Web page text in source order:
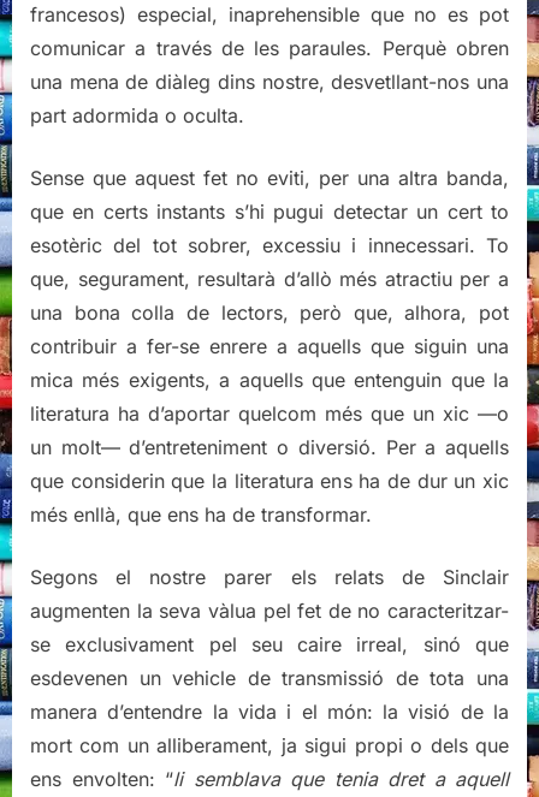
francesos) especial, inaprehensible que no es pot
comunicar a través de les paraules. Perquè obren
una mena de diàleg dins nostre, desvetllant-nos una
part adormida o oculta.
Sense que aquest fet no eviti, per una altra banda,
que en certs instants s’hi pugui detectar un cert to
esotèric del tot sobrer, excessiu i innecessari. To
que, segurament, resultarà d’allò més atractiu per a
una bona colla de lectors, però que, alhora, pot
contribuir a fer-se enrere a aquells que siguin una
mica més exigents, a aquells que entenguin que la
literatura ha d’aportar quelcom més que un xic —o
un molt— d’entreteniment o diversió. Per a aquells
que considerin que la literatura ens ha de dur un xic
més enllà, que ens ha de transformar.
Segons el nostre parer els relats de Sinclair
augmenten la seva vàlua pel fet de no caracteritzar-
se exclusivament pel seu caire irreal, sinó que
esdevenen un vehicle de transmissió de tota una
manera d’entendre la vida i el món: la visió de la
mort com un alliberament, ja sigui propi o dels que
ens envolten: “li semblava que tenia dret a aquell